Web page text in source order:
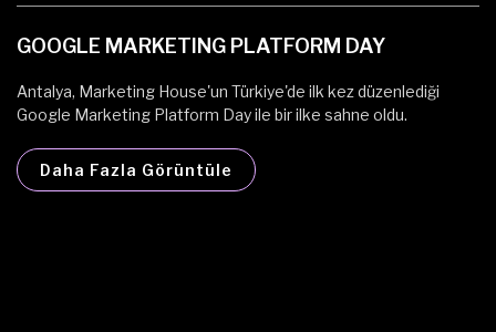
GOOGLE MARKETING PLATFORM DAY
Antalya, Marketing House'un Türkiye'de ilk kez düzenlediği
Google Marketing Platform Day ile bir ilke sahne oldu.
Daha Fazla Görüntüle